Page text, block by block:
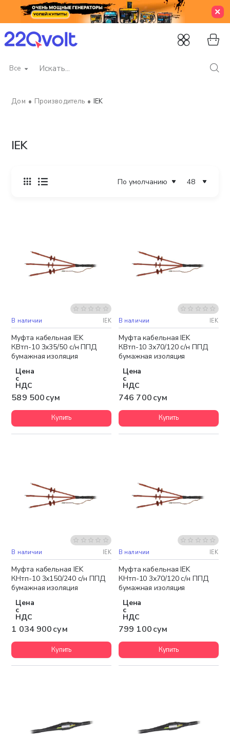
Все
Искать...
IEK
Производитель IEK
В наличии IEK
Муфта кабельная IEK
КВтп-10 3х35/50 с/н ППД
бумажная изоляция
Цена
с
НДС
589 500 сум
Купить
В наличии IEK
Муфта кабельная IEK
КВтп-10 3х70/120 с/н ППД
бумажная изоляция
Цена
с
НДС
746 700 сум
Купить
Бесплатная доставка
В наличии IEK
Муфта кабельная IEK
КНтп-10 3х150/240 с/н ППД
бумажная изоляция
Цена
с
НДС
1 034 900 сум
Купить
В наличии IEK
Муфта кабельная IEK
КНтп-10 3х70/120 с/н ППД
бумажная изоляция
Цена
с
НДС
799 100 сум
Купить